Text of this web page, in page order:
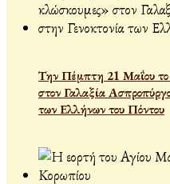
Την Πέμπτη 21 Μαΐου
στον Γαλαξία
των Ελλήνων του Πόντου